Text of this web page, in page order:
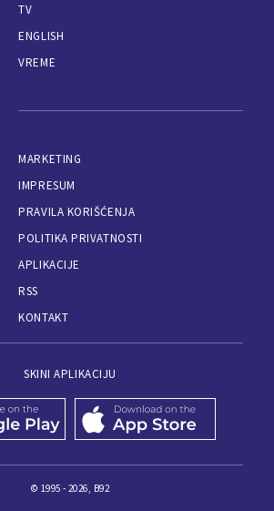
TV
ENGLISH
VREME
MARKETING
IMPRESUM
PRAVILA KORIŠĆENJA
POLITIKA PRIVATNOSTI
APLIKACIJE
RSS
KONTAKT
SKINI APLIKACIJU
© 1995 - 2026, B92